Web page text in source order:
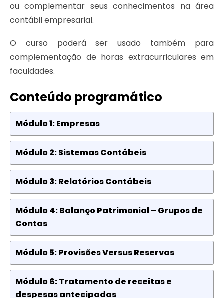
ou complementar seus conhecimentos na área
contábil empresarial.
O curso poderá ser usado também para
complementação de horas extracurriculares em
faculdades.
Conteúdo programático
Módulo 1: Empresas
Módulo 2: Sistemas Contábeis
Módulo 3: Relatórios Contábeis
Módulo 4: Balanço Patrimonial – Grupos de
Contas
Módulo 5: Provisões Versus Reservas
Módulo 6: Tratamento de receitas e
despesas antecipadas